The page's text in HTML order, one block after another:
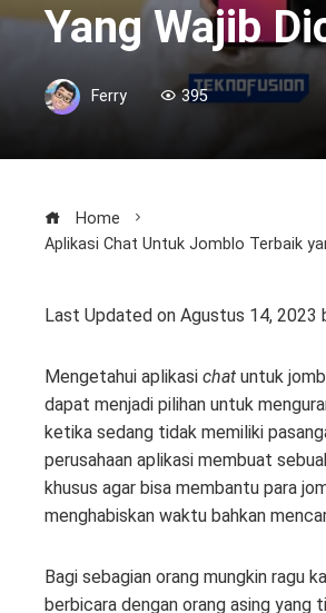
Yang Wajib
Ferry 395
Home
Aplikasi Chat Untuk Jomblo Terbaik
Last Updated on Agustus 14, 2023
Mengetahui aplikasi chat untuk
dapat menjadi pilihan untuk
ketika sedang tidak memiliki
perusahaan aplikasi membuat
khusus agar bisa membantu para
menghabiskan waktu bahkan
Bagi sebagian orang mungkin ragu
berbicara dengan orang asing yang